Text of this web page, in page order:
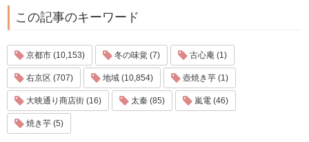
この記事のキーワード
京都市 (10,153) 冬の味覚 (7) 古心庵 (1)
右京区 (707) 地域 (10,854) 壺焼き芋 (1)
大映通り商店街 (16) 太秦 (85) 嵐電 (46)
焼き芋 (5)